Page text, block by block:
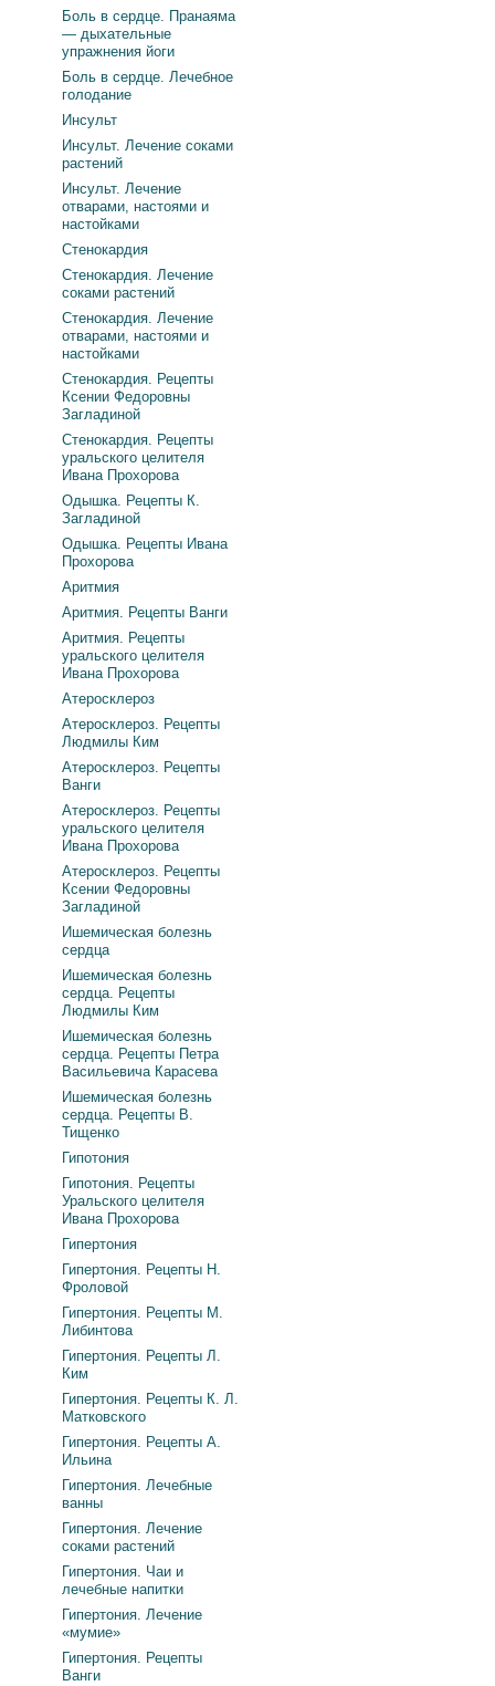
Боль в сердце. Пранаяма
— дыхательные
упражнения йоги
Боль в сердце. Лечебное
голодание
Инсульт
Инсульт. Лечение соками
растений
Инсульт. Лечение
отварами, настоями и
настойками
Стенокардия
Стенокардия. Лечение
соками растений
Стенокардия. Лечение
отварами, настоями и
настойками
Стенокардия. Рецепты
Ксении Федоровны
Загладиной
Стенокардия. Рецепты
уральского целителя
Ивана Прохорова
Одышка. Рецепты К.
Загладиной
Одышка. Рецепты Ивана
Прохорова
Аритмия
Аритмия. Рецепты Ванги
Аритмия. Рецепты
уральского целителя
Ивана Прохорова
Атеросклероз
Атеросклероз. Рецепты
Людмилы Ким
Атеросклероз. Рецепты
Ванги
Атеросклероз. Рецепты
уральского целителя
Ивана Прохорова
Атеросклероз. Рецепты
Ксении Федоровны
Загладиной
Ишемическая болезнь
сердца
Ишемическая болезнь
сердца. Рецепты
Людмилы Ким
Ишемическая болезнь
сердца. Рецепты Петра
Васильевича Карасева
Ишемическая болезнь
сердца. Рецепты В.
Тищенко
Гипотония
Гипотония. Рецепты
Уральского целителя
Ивана Прохорова
Гипертония
Гипертония. Рецепты Н.
Фроловой
Гипертония. Рецепты М.
Либинтова
Гипертония. Рецепты Л.
Ким
Гипертония. Рецепты К. Л.
Матковского
Гипертония. Рецепты А.
Ильина
Гипертония. Лечебные
ванны
Гипертония. Лечение
соками растений
Гипертония. Чаи и
лечебные напитки
Гипертония. Лечение
«мумие»
Гипертония. Рецепты
Ванги